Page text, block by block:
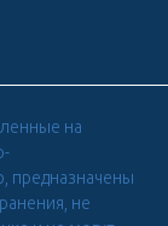
на
предназначены
не